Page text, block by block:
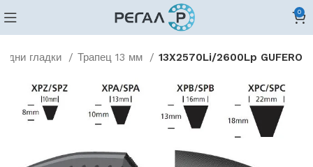
0
гладки Трапец 13 мм 13X2570Li/2600Lp GUFERO